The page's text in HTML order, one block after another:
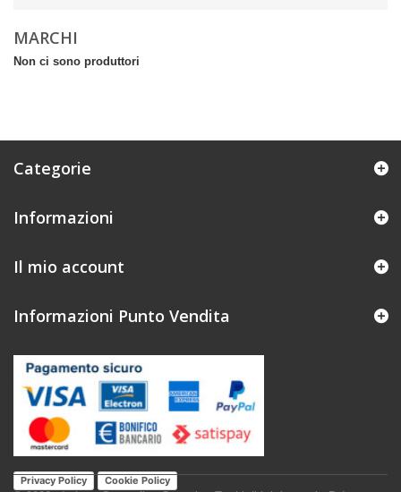
MARCHI
Non ci sono produttori
Categorie
Informazioni
Il mio account
Informazioni Punto Vendita
Privacy Policy Cookie Policy